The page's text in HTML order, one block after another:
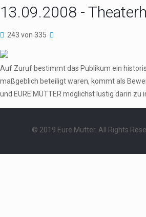
13.09.2008 -
243 von 335
Auf Zuruf bestimmt das Publikum ein
maßgeblich beteiligt waren, kommt als
und EURE MÜTTER möglichst lustig darin
© 2019 Eure Mütter. All Rights